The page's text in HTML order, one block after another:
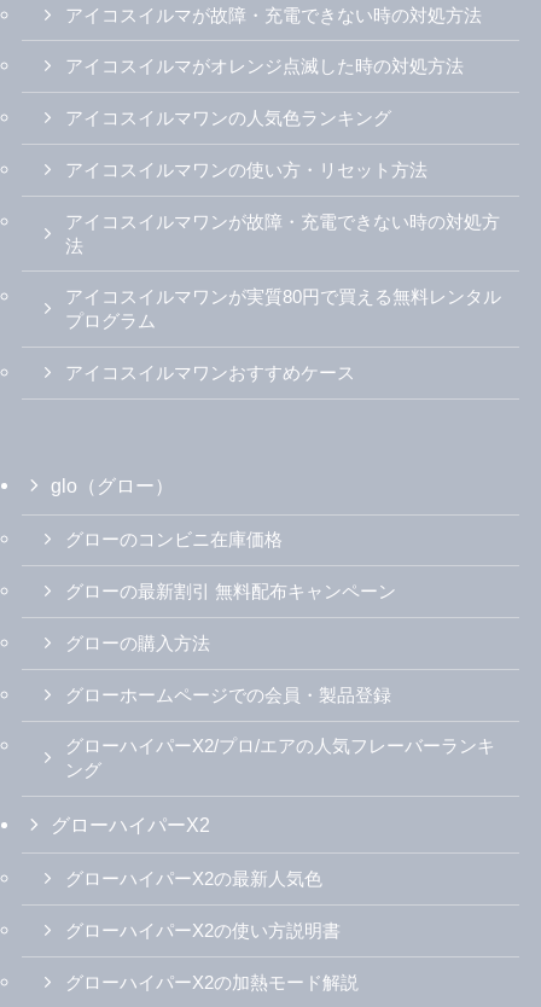
アイコスイルマが故障・充電できない時の対処方法
アイコスイルマがオレンジ点滅した時の対処方法
アイコスイルマワンの人気色ランキング
アイコスイルマワンの使い方・リセット方法
アイコスイルマワンが故障・充電できない時の対処方
法
アイコスイルマワンが実質80円で買える無料レンタル
プログラム
アイコスイルマワンおすすめケース
glo（グロー）
グローのコンビニ在庫価格
グローの最新割引 無料配布キャンペーン
グローの購入方法
グローホームページでの会員・製品登録
グローハイパーX2/プロ/エアの人気フレーバーランキ
ング
グローハイパーX2
グローハイパーX2の最新人気色
グローハイパーX2の使い方説明書
グローハイパーX2の加熱モード解説